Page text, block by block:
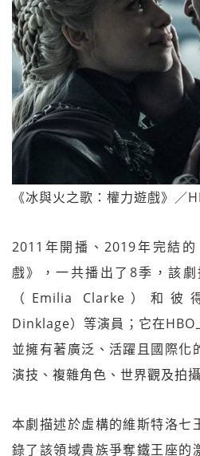
《冰與火之歌：權力遊戲》／
2011年開播、2019年完結
戲》，一共播出了8季，該
（Emilia Clarke）和
Dinklage）等演員；它在HBO
並擁有著廣泛、活躍且國際化
演技、複雜角色、世界觀及拍
本劇描述於虛構的維斯特洛七
錄了該領域貴族爭奪鐵王座的